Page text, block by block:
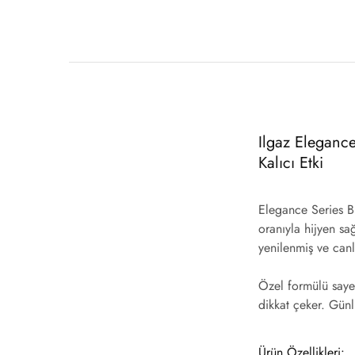
Ilgaz
Kalıcı Etki
Elegance Series
oranıyla hijyen
yenilenmiş ve
Özel formülü
dikkat çeker.